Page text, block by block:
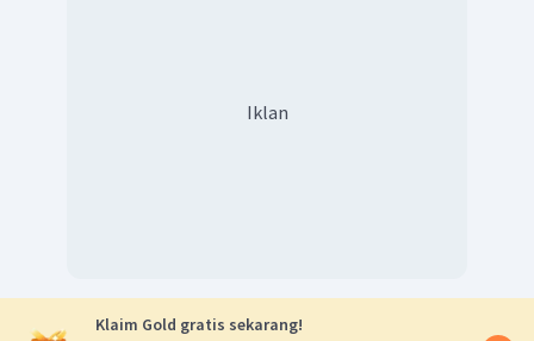
Iklan
Klaim Gold gratis sekarang!